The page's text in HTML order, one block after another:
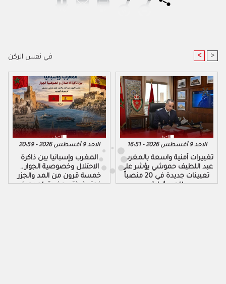
في نفس الركن < >
الاحد 9 أغسطس 2026 - 20:59
المغرب وإسبانيا بين ذاكرة
الاحتلال وخصوصية الجوار…
خمسة قرون من المد والجزر
فوق ضفتي مضيق لم يعرف
الاحد 9 أغسطس 2026 - 16:51
تغييرات أمنية واسعة بالمغرب..
عبد اللطيف حموشي يؤشر على
تعيينات جديدة في 20 منصباً
للمسؤولية